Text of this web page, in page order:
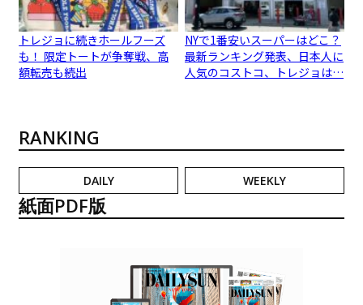
トレジョに続きホールフーズ
も！ 限定トートが争奪戦、高
額転売も続出
NYで1番安いスーパーはどこ？
最新ランキング発表、日本人に
人気のコストコ、トレジョは…
RANKING
DAILY WEEKLY
紙面PDF版